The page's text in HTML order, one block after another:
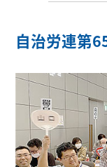
自治労連第